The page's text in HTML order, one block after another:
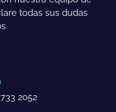
todas sus dudas
2052